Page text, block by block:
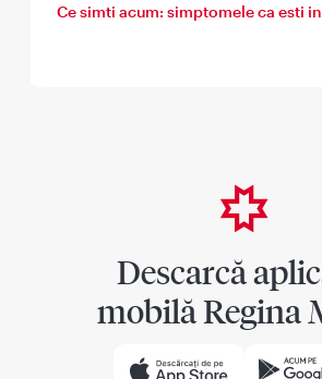
Ce simti acum: simptomele ca esti
Descarcă
mobilă Regina